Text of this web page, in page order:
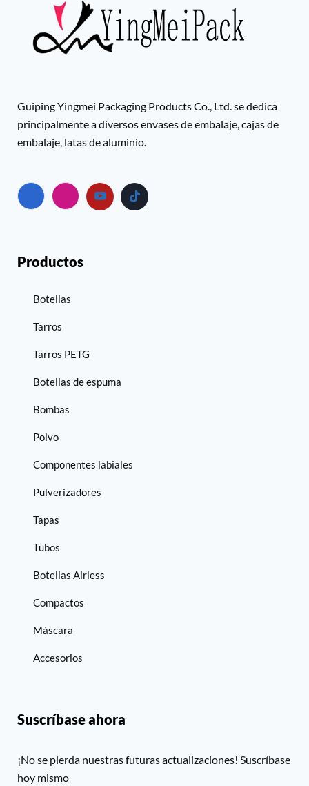
Guiping Yingmei Packaging Products Co., Ltd. se dedica
principalmente a diversos envases de embalaje, cajas de
embalaje, latas de aluminio.
Productos
Botellas
Tarros
Tarros PETG
Botellas de espuma
Bombas
Polvo
Componentes labiales
Pulverizadores
Tapas
Tubos
Botellas Airless
Compactos
Máscara
Accesorios
Suscríbase ahora
¡No se pierda nuestras futuras actualizaciones! Suscríbase
hoy mismo